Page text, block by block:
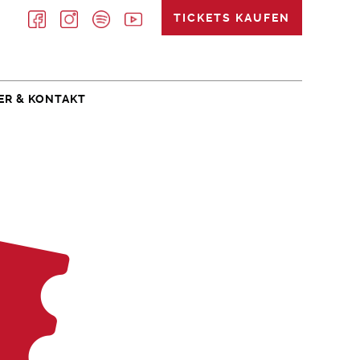
& KONTAKT
TICKETS KAUFEN